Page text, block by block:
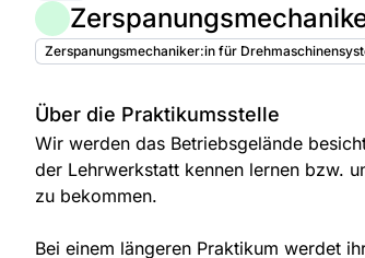
Zerspanungsmechaniker:in für
Über die Praktikumsstelle
Wir werden das Betriebsgelände
der Lehrwerkstatt kennen lernen bzw.
zu bekommen.
Bei einem längeren Praktikum werdet